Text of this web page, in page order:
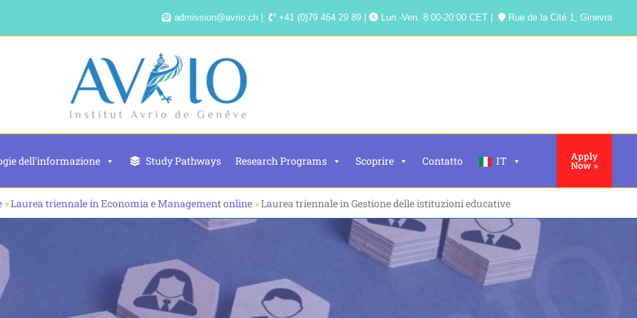
admission@avrio.ch | +41 (0)79 464 29 89 | Lun.-Ven. 8:00-20:00 CET | Rue de la Cité 1, Ginevra
dell'informazione Study Pathways Research Programs Scoprire Contatto IT Apply
Now »
»Laurea triennale in Economia e Management online »Laurea triennale in Gestione delle istituzioni educative